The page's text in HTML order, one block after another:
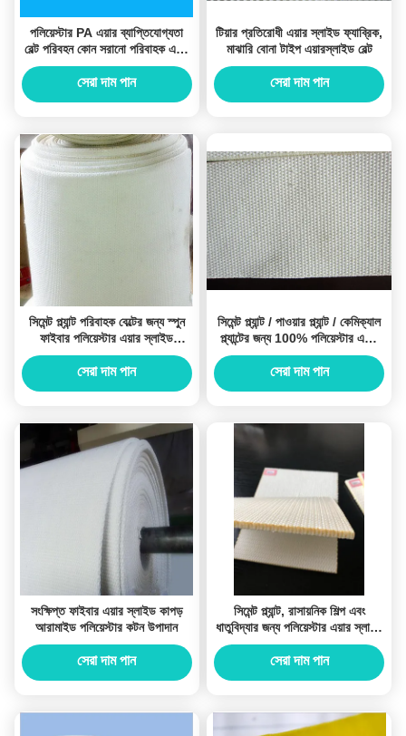
পলিয়েস্টার PA এয়ার ব্যাপ্তিযোগ্যতা
বেল্ট পরিবহন কোন সরানো পরিবাহক এয়ার
স্লাইড ফ্যাব্রিক
সেরা দাম পান
টিয়ার প্রতিরোধী এয়ার স্লাইড ফ্যাব্রিক,
মাঝারি বোনা টাইপ এয়ারস্লাইড বেল্ট
সেরা দাম পান
সিমেন্ট প্ল্যান্ট পরিবাহক বেল্টের জন্য স্পুন
ফাইবার পলিয়েস্টার এয়ার স্লাইড
ফ্যাব্রিক
সেরা দাম পান
সিমেন্ট প্ল্যান্ট / পাওয়ার প্ল্যান্ট / কেমিক্যাল
প্ল্যান্টের জন্য 100% পলিয়েস্টার এয়ার
স্লাইড ফ্যাব্রিক
সেরা দাম পান
সংক্ষিপ্ত ফাইবার এয়ার স্লাইড কাপড়
আরামাইড পলিয়েস্টার কটন উপাদান
সেরা দাম পান
সিমেন্ট প্ল্যান্ট, রাসায়নিক শিল্প এবং
ধাতুবিদ্যার জন্য পলিয়েস্টার এয়ার স্লাইড
ফ্যাব্রিক
সেরা দাম পান